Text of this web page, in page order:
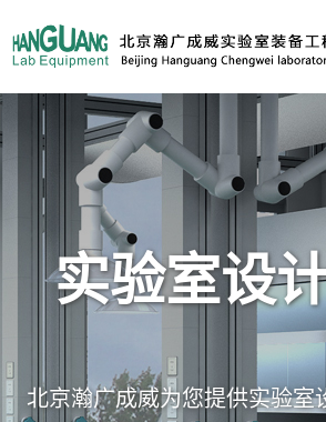
实验室设
北京瀚广成威为您提供实验室